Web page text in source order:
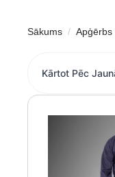
Sākums Apģērbs